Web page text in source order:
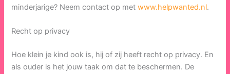
minderjarige? Neem contact op metwww.helpwanted.nl.
Recht op privacy
Hoe klein je kind ook is, hij of zij heeft recht op privacy. En
als ouder is het jouw taak om dat te beschermen. De